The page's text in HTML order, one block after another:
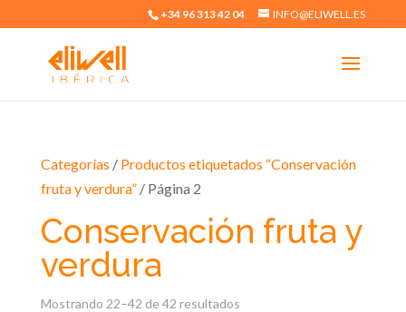
+34 96 313 42 04 INFO@ELIWELL.ES
Categorías / Productos etiquetados “Conservación
fruta y verdura”/ Página 2
Conservación fruta y
verdura
Mostrando 22–42 de 42 resultados